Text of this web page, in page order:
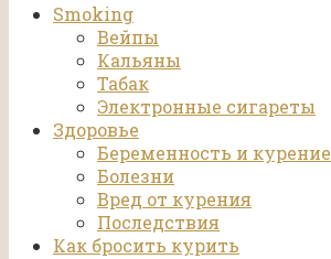
Smoking
Вейпы
Кальяны
Табак
Электронные сигареты
Здоровье
Беременность и курение
Болезни
Вред от курения
Последствия
Как бросить курить